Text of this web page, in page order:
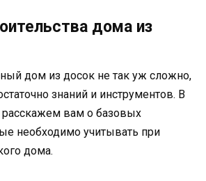
дома из
дом из досок не так уж сложно,
знаний и инструментов. В
вам о базовых
необходимо учитывать при
дома.